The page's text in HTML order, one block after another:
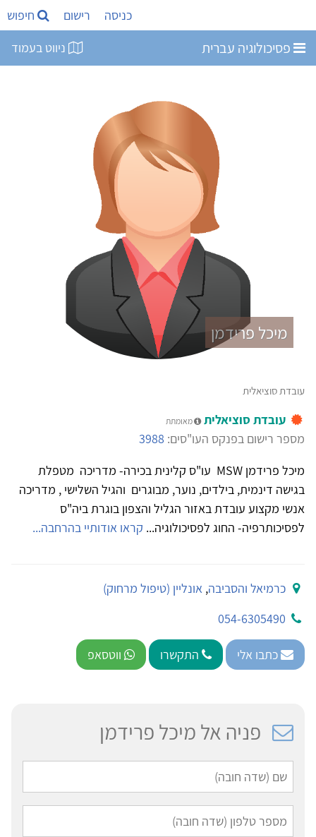
כניסה רישום חיפוש
פסיכולוגיה עברית ניווט בעמוד
מיכל פרידמן
עובדת סוציאלית
עובדת סוציאלית מאומתת
מספר רישום בפנקס העו"סים: 3988
מיכל פרידמן MSW עו"ס קלינית בכירה- מדריכה מטפלת
בגישה דינמית, בילדים, נוער, מבוגרים והגיל השלישי , מדריכה
אנשי מקצוע עובדת באזור הגליל והצפון בוגרת ביה"ס
לפסיכותרפיה- החוג לפסיכולוגיה... קראו אודותיי בהרחבה...
כרמיאל והסביבה,אונליין (טיפול מרחוק)
054-6305490
כתבו אלי התקשרו ווטסאפ
פניה אל מיכל פרידמן